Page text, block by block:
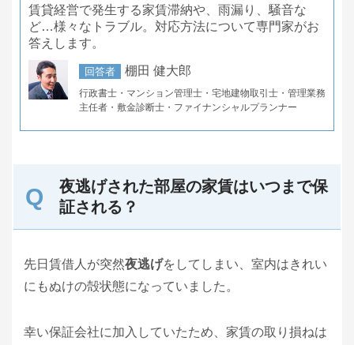
賃貸経営で発生する家賃滞納や、雨漏り、騒音な
ど…様々なトラブル。対応方法について専門家がお
答えします。
回答者 棚田 健大郎
行政書士・マンション管理士・宅地建物取引士・管理業務
主任者・敷金診断士・ファイナンシャルプランナー
夜逃げされた部屋の家賃はいつまで保
証される？
先日賃借人が突然夜逃げをしてしまい、室内はきれい
にもぬけの殻状態になっていました。
幸い保証会社に加入していたため、家賃の取り損ねは